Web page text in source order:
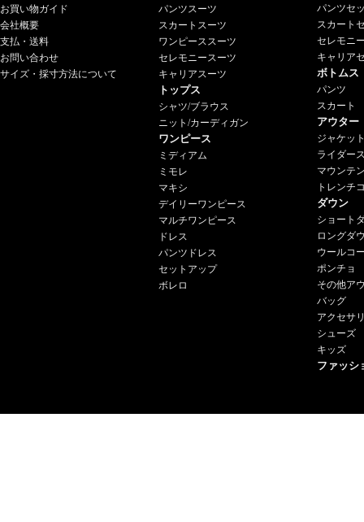
お買い物ガイド
会社概要
支払・送料
お問い合わせ
サイズ・採寸方法について
パンツスーツ
スカートスーツ
ワンピーススーツ
セレモニースーツ
キャリアスーツ
トップス
シャツ/ブラウス
ニット/カーディガン
ワンピース
ミディアム
ミモレ
マキシ
デイリーワンピース
マルチワンピース
ドレス
パンツドレス
セットアップ
ボレロ
パンツセ
スカート
セレモニ
キャリア
ボトムス
パンツ
スカート
アウター
ジャケッ
ライダー
マウンテ
トレンチ
ダウン
ショート
ロングダ
ウールコ
ポンチョ
その他ア
バッグ
アクセサ
シューズ
キッズ
ファッシ